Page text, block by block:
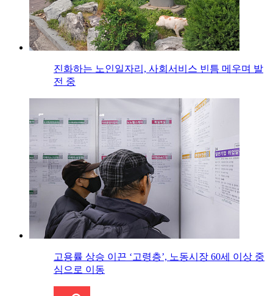
진화하는 노인일자리, 사회서비스 빈틈 메우며 발
전 중
고용률 상승 이끈 ‘고령층’, 노동시장 60세 이상 중
심으로 이동